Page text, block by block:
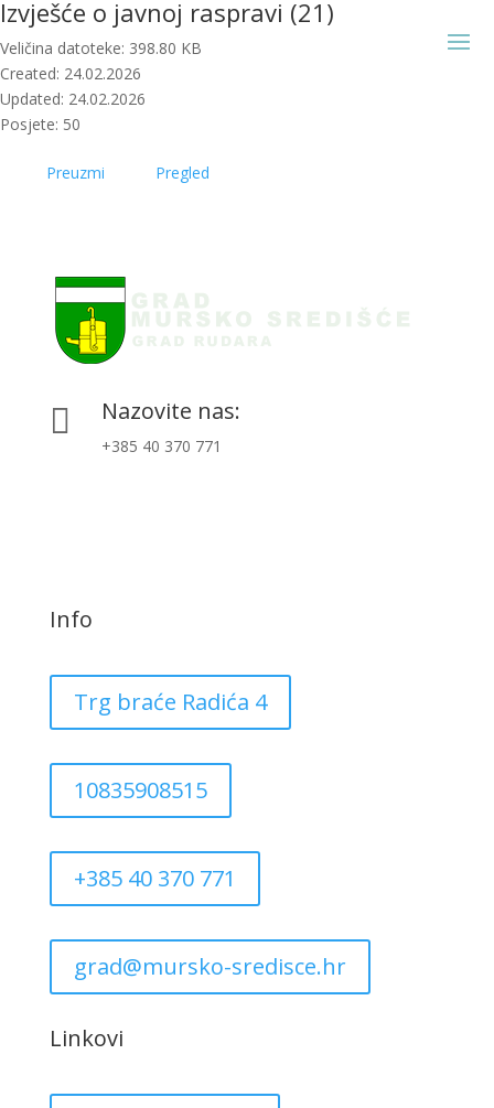
Izvješće o javnoj raspravi (21)
Veličina datoteke: 398.80 KB
Created: 24.02.2026
Updated: 24.02.2026
Posjete: 50
Preuzmi Pregled
 Nazovite nas:
+385 40 370 771
Info
Trg braće Radića 4
10835908515
+385 40 370 771
grad@mursko-sredisce.hr
Linkovi